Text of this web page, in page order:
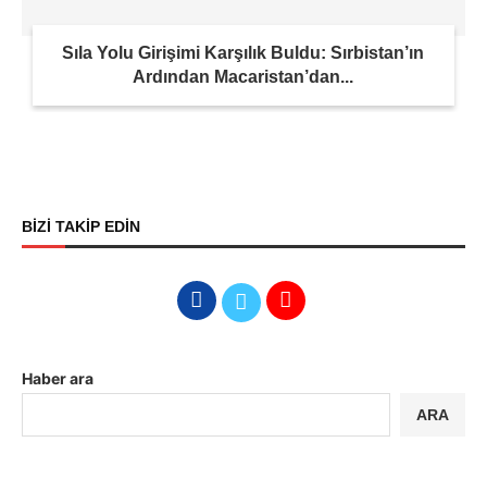
Sıla Yolu Girişimi Karşılık Buldu: Sırbistan’ın
Ardından Macaristan’dan...
BİZİ TAKİP EDİN
Haber ara
ARA